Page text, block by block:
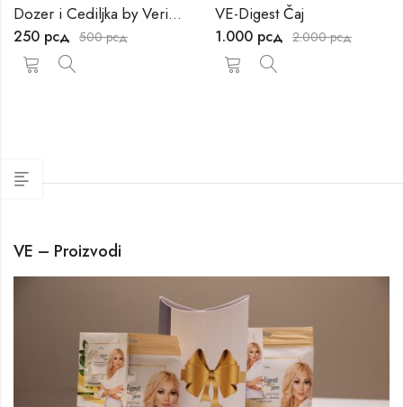
Dozer i Cediljka by Verica Đokić
250 рсд 500рсд
VE-Digest Čaj
1.000 рсд 2.000рсд
VE – Proizvodi